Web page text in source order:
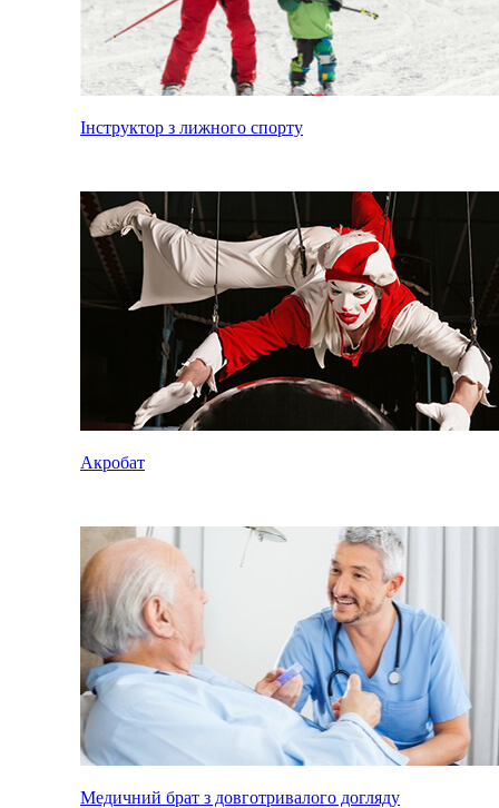
Інструктор з лижного спорту
Акробат
Медичний брат з довготривалого догляду